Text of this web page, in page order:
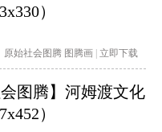
）
原始社会图腾 图腾画 立即下载
会图腾】河姆渡文化
）